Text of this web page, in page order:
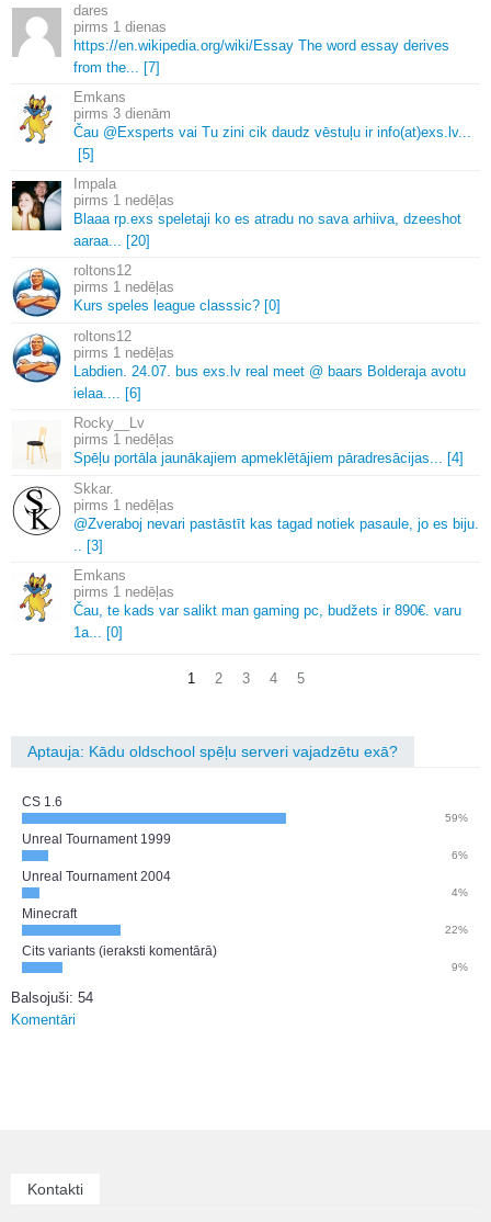
dares
1 dienas
https://en. wikipedia. org/wiki/Essay The word essay derives
from the.
[7]
Emkans
3 dienām
Čau @Exsperts vai Tu zini cik daudz vēstuļu ir info(at)exs. lv.
[5]
Impala
1 nedēļas
Blaaa rp. exs speletaji ko es atradu no sava arhiiva, dzeeshot
aaraa.
[20]
roltons12
1 nedēļas
Kurs speles league classsic? [0]
roltons12
1 nedēļas
Labdien. 24. 07. bus exs. lv real meet @ baars Bolderaja avotu
ielaa.
[6]
Rocky__Lv
1 nedēļas
Spēļu portāla jaunākajiem apmeklētājiem pāradresācijas.
[4]
Skkar.
1 nedēļas
@Zveraboj nevari pastāstīt kas tagad notiek pasaule, jo es biju.
[3]
Emkans
1 nedēļas
Čau, te kads var salikt man gaming pc, budžets ir 890€. varu
1a.
[0]
1 2 3 4 5
Aptauja: Kādu oldschool spēļu serveri vajadzētu exā?
CS 1.6
59%
Unreal Tournament 1999
6%
Unreal Tournament 2004
4%
Minecraft
22%
Cits variants (ieraksti komentārā)
9%
Balsojuši: 54
Komentāri
Kontakti